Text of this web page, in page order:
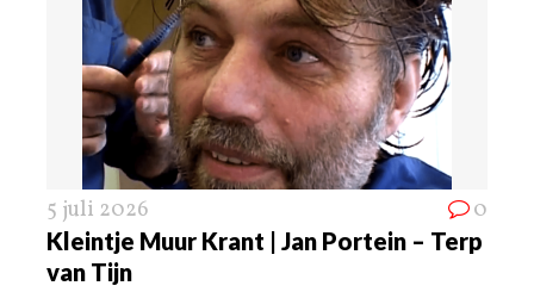
5 juli 2026 0
Kleintje Muur Krant | Jan Portein – Terp
van Tijn